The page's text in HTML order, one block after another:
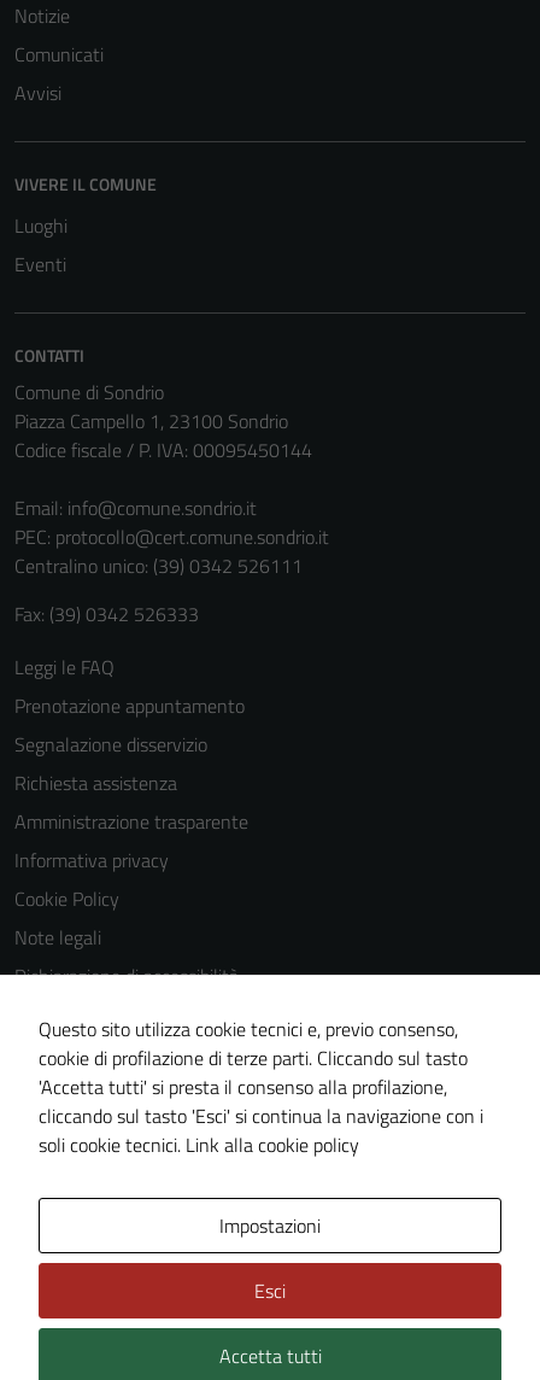
Notizie
Comunicati
Avvisi
VIVERE IL COMUNE
Luoghi
Eventi
CONTATTI
Comune di Sondrio
Piazza Campello 1, 23100 Sondrio
Codice fiscale / P. IVA: 00095450144
Email: info@comune.sondrio.it
PEC: protocollo@cert.comune.sondrio.it
Centralino unico: (39) 0342 526111
Fax: (39) 0342 526333
Leggi le FAQ
Prenotazione appuntamento
Segnalazione disservizio
Richiesta assistenza
Amministrazione trasparente
Informativa privacy
Cookie Policy
Note legali
Dichiarazione di accessibilità
Dichiarazione di accessibilità Servizi
Whistleblowing
Piano di miglioramento del sito
Area riservata
Technical Design s.r.l.
Questo sito utilizza cookie tecnici e, previo consenso,
cookie di profilazione di terze parti. Cliccando sul tasto
'Accetta tutti' si presta il consenso alla profilazione,
cliccando sul tasto 'Esci' si continua la navigazione con i
soli cookie tecnici. Link alla cookie policy
Impostazioni
Esci
Accetta tutti
funzionamento
essere